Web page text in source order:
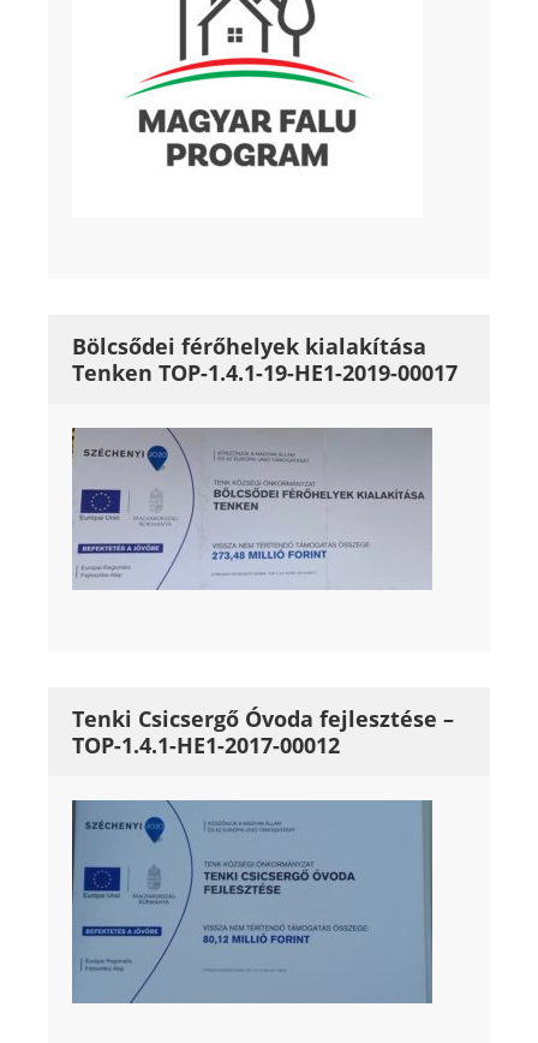
Bölcsődei férőhelyek kialakítása
Tenken TOP-1.4.1-19-HE1-2019-00017
Tenki Csicsergő Óvoda fejlesztése –
TOP-1.4.1-HE1-2017-00012